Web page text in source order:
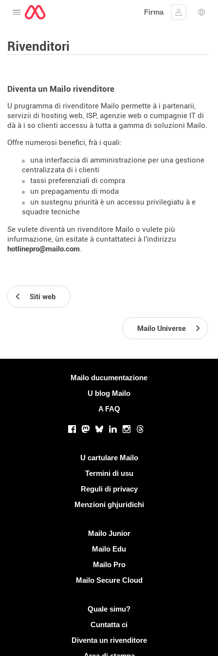
Apre u menu
Firma
Firmà lu
Rivenditori
Diventa un Mailo rivenditore
U prugramma di rivenditore Mailo permette à i partenarii,
servizii di hosting web, ISP, agenzie web o cumpagnie IT di
dà à i so clienti accessu à tutta a gamma di soluzioni Mailo.
Offre numerosi benefici, frà i quali:
una interfaccia di amministrazione per una gestione
centralizzata di i clienti
tassi preferenziali di compra
un prepagamentu di moda
un sustegnu priurità è un accessu privilegiatu à e
squadre tecniche
Se vulete diventà un rivenditore Mailo o vulete più
infurmazione, ùn esitate à cuntattateci à l'indirizzu
hotlinepro@mailo.com.
Siti web
Mailo Universe
Mailo ducumentazione
U blog Mailo
A FAQ
Facebook
Mastodon
BlueskyLinkedInInstagram
Threads
U cartulare Mailo
Termini di usu
Reguli di privacy
Menzioni ghjuridichi
Mailo Junior
Mailo Edu
Mailo Pro
Mailo Secure Cloud
Più infurmazione nantu à Mailo
Quale simu?
Cuntatta ci
Diventa un rivenditore